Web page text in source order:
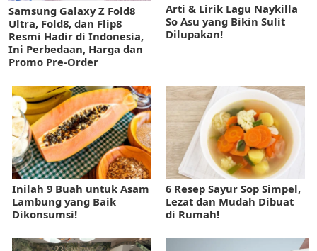
Samsung Galaxy Z Fold8
Ultra, Fold8, dan Flip8
Resmi Hadir di Indonesia,
Ini Perbedaan, Harga dan
Promo Pre-Order
Arti & Lirik Lagu Naykilla
So Asu yang Bikin Sulit
Dilupakan!
Inilah 9 Buah untuk Asam
Lambung yang Baik
Dikonsumsi!
6 Resep Sayur Sop Simpel,
Lezat dan Mudah Dibuat
di Rumah!